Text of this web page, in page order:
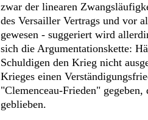
zwar der linearen
des Versailler Vertrags und vor
gewesen - suggeriert wird
sich die Argumentationskette:
Schuldigen den Krieg nicht
Krieges einen
"Clemenceau-Frieden"
geblieben.